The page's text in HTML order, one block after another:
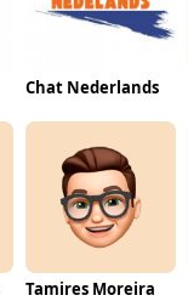
Chat Nederlands
Tamires Moreira